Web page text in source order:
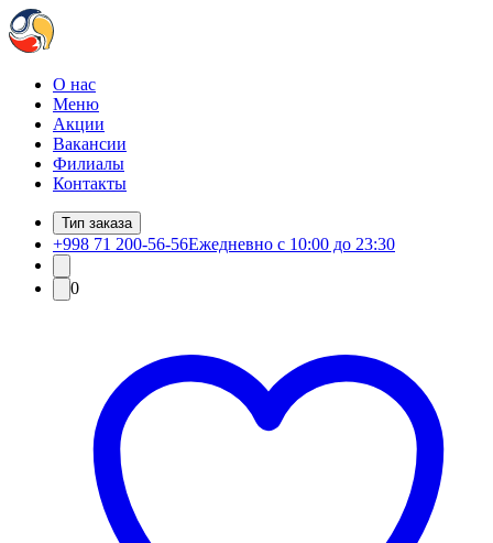
О нас
Меню
Акции
Вакансии
Филиалы
Контакты
Тип заказа
+998 71 200-56-56Ежедневно с 10:00 до 23:30
0